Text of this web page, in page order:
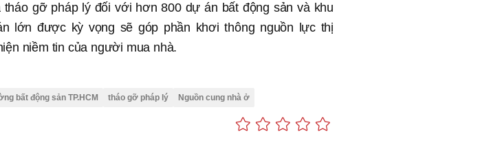
gỡ pháp lý đối với hơn 800 dự án bất động sản và khu
lớn được kỳ vọng sẽ góp phần khơi thông nguồn lực thị
niềm tin của người mua nhà.
bất động sản TP.HCM tháo gỡ pháp lý Nguồn cung nhà ở